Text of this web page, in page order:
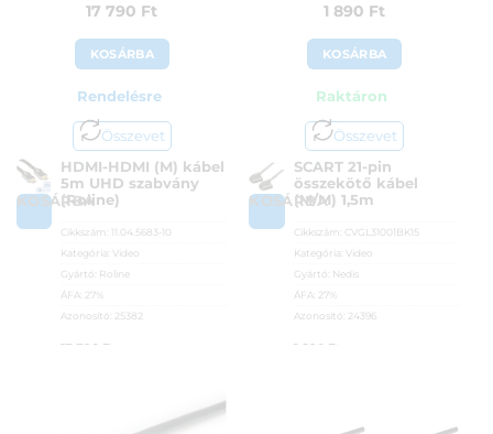
17 790 Ft
KOSÁRBA
Rendelésre
Összevet
KOSÁRBA
HDMI-HDMI (M) kábel
5m UHD szabvány
(Roline)
Cikkszám: 11.04.5683-10
Kategória:Video
Gyártó: Roline
ÁFA:
27%
Azonosító:
25382
17 790 Ft
1 890 Ft
KOSÁRBA
Raktáron
Összevet
KOSÁRBA
SCART 21-pin
összekötő kábel
(M/M) 1,5m
Cikkszám: CVGL31001BK15
Kategória: Video
Gyártó: Nedis
ÁFA:
27%
Azonosító:
24396
1 890 Ft